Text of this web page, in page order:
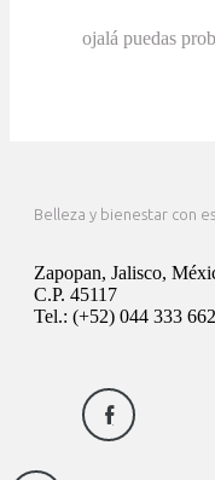
ojalá puedas
Belleza y bienestar con
Zapopan, Jalisco,
C.P. 45117
Tel.: (+52) 044 333